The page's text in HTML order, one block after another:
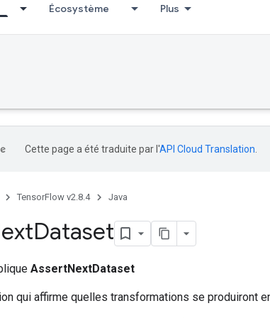
Écosystème Plus
Cette page a été traduite par l'API Cloud Translation
TensorFlow v2.8.4 Java
Dataset
AssertNextDataset
qui affirme quelles transformations se produiront